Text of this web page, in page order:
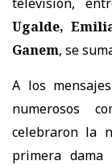
Ugalde,
Ganem, se
A los
numerosos
celebraron la
primera